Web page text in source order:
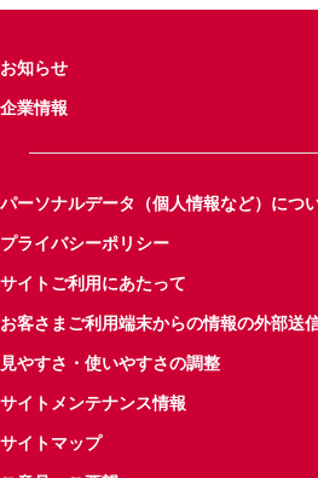
お知らせ
企業情報
パーソナルデータ（個人情報など）につ
プライバシーポリシー
サイトご利用にあたって
お客さまご利用端末からの情報の外部送
見やすさ・使いやすさの調整
サイトメンテナンス情報
サイトマップ